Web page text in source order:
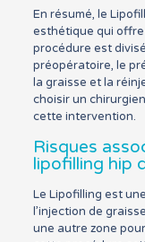
En résumé, le
esthétique qui
procédure est
préopératoire, le
la graisse et la
choisir un
cette intervention.
Risques
lipofilling hip
Le Lipofilling est
l’injection de
une autre zone